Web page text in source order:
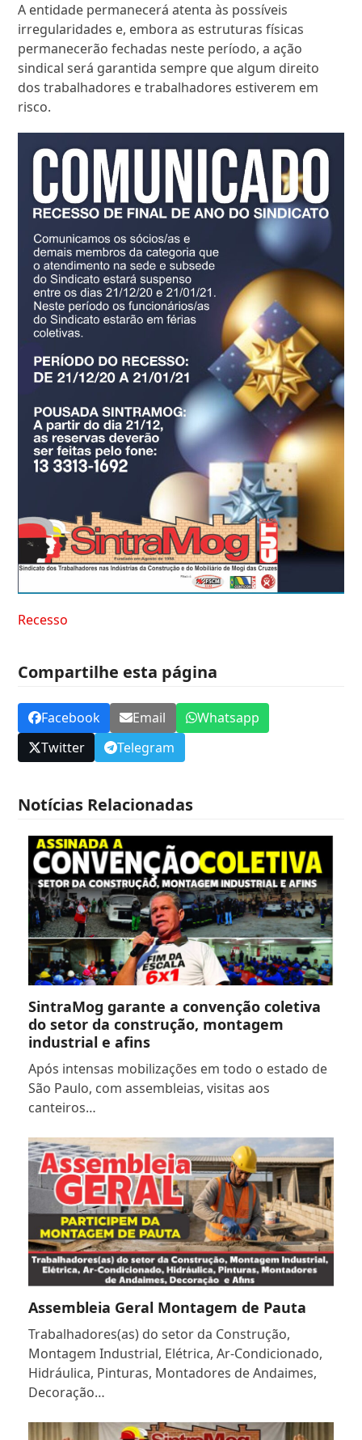
A entidade permanecerá atenta às possíveis
irregularidades e, embora as estruturas físicas
permanecerão fechadas neste período, a ação
sindical será garantida sempre que algum direito
dos trabalhadores e trabalhadores estiverem em
risco.
Recesso
Compartilhe esta página
Facebook Email
Whatsapp
Twitter
Telegram
Notícias Relacionadas
SintraMog garante a convenção coletiva
do setor da construção, montagem
industrial e afins
Após intensas mobilizações em todo o estado de
São Paulo, com assembleias, visitas aos
canteiros…
Assembleia Geral Montagem de Pauta
Trabalhadores(as) do setor da Construção,
Montagem Industrial, Elétrica, Ar-Condicionado,
Hidráulica, Pinturas, Montadores de Andaimes,
Decoração…